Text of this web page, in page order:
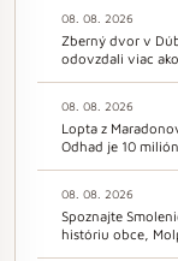
08. 08. 2026
Zberný dvor v
odovzdali viac
08. 08. 2026
Lopta z
Odhad je 10
08. 08. 2026
Spoznajte
históriu obce,